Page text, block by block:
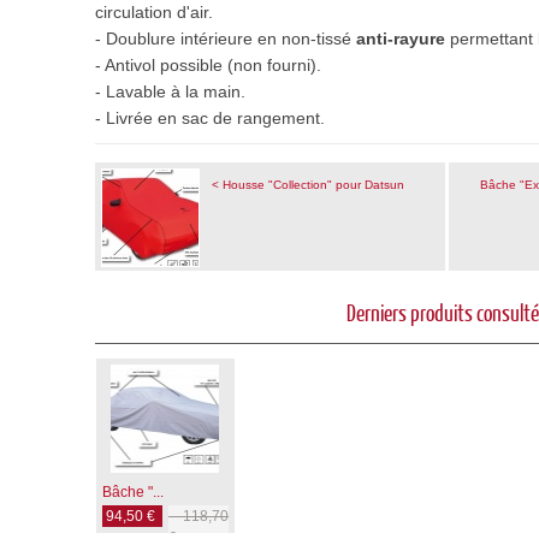
circulation d'air.
- Doublure intérieure en non-tissé anti-rayure permettant
- Antivol possible (non fourni).
- Lavable à la main.
- Livrée en sac de rangement
< Housse "Collection" pour Datsun Bâche
Derniers produits
Bâche "...
94,50 €
118,70